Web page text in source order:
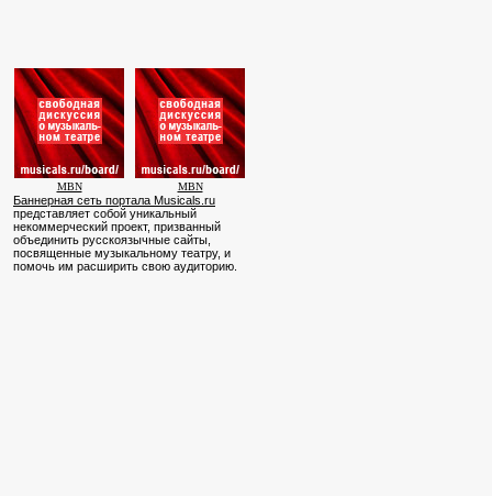
MBN MBN
Баннерная сеть портала Musicals.ru
представляет собой уникальный
некоммерческий проект, призванный
объединить русскоязычные сайты,
посвященные музыкальному театру, и
помочь им расширить свою аудиторию.